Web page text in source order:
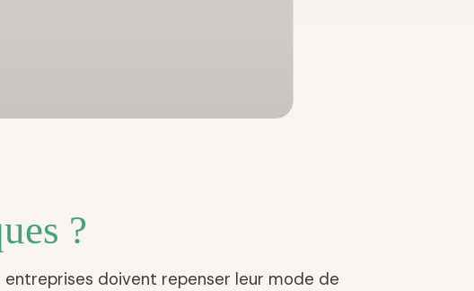
?
entreprises doivent repenser leur mode de